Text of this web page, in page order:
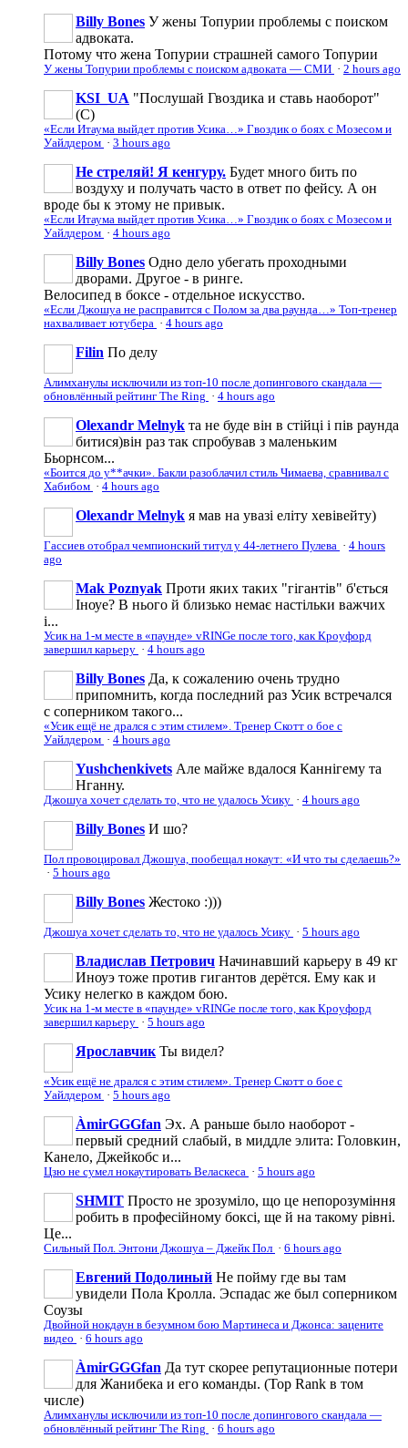
Billy Bones У жены Топурии проблемы с поиском
адвоката.
Потому что жена Топурии страшней самого Топурии
У жены Топурии проблемы с поиском адвоката — СМИ · 2 hours ago
KSI_UA "Послушай Гвоздика и ставь наоборот"
(С)
«Если Итаума выйдет против Усика…» Гвоздик о боях с Мозесом и
Уайлдером · 3 hours ago
Не стреляй! Я кенгуру. Будет много бить по
воздуху и получать часто в ответ по фейсу. А он
вроде бы к этому не привык.
«Если Итаума выйдет против Усика…» Гвоздик о боях с Мозесом и
Уайлдером · 4 hours ago
Billy Bones Одно дело убегать проходными
дворами. Другое - в ринге.
Велосипед в боксе - отдельное искусство.
«Если Джошуа не расправится с Полом за два раунда…» Топ-тренер
нахваливает ютубера · 4 hours ago
Filin По делу
Алимханулы исключили из топ-10 после допингового скандала —
обновлённый рейтинг The Ring · 4 hours ago
Olexandr Melnyk та не буде він в стійці і пів раунда
битися)він раз так спробував з маленьким
Бьорнсом...
«Боится до у**ачки». Бакли разоблачил стиль Чимаева, сравнивал с
Хабибом · 4 hours ago
Olexandr Melnyk я мав на увазі еліту хевівейту)
Гассиев отобрал чемпионский титул у 44-летнего Пулева · 4 hours
ago
Mak Poznyak Проти яких таких "гігантів" б'ється
Іноуе? В нього й близько немає настільки важчих
і...
Усик на 1-м месте в «паунде» vRINGe после того, как Кроуфорд
завершил карьеру · 4 hours ago
Billy Bones Да, к сожалению очень трудно
припомнить, когда последний раз Усик встречался
с соперником такого...
«Усик ещё не дрался с этим стилем». Тренер Скотт о бое с
Уайлдером · 4 hours ago
Yushchenkivets Але майже вдалося Каннігему та
Нганну.
Джошуа хочет сделать то, что не удалось Усику · 4 hours ago
Billy Bones И шо?
Пол провоцировал Джошуа, пообещал нокаут: «И что ты сделаешь?»
· 5 hours ago
Billy Bones Жестоко :)))
Джошуа хочет сделать то, что не удалось Усику · 5 hours ago
Владислав Петрович Начинавший карьеру в 49 кг
Иноуэ тоже против гигантов дерётся. Ему как и
Усику нелегко в каждом бою.
Усик на 1-м месте в «паунде» vRINGe после того, как Кроуфорд
завершил карьеру · 5 hours ago
Ярославчик Ты видел?
«Усик ещё не дрался с этим стилем». Тренер Скотт о бое с
Уайлдером · 5 hours ago
ÀmirGGGfan Эх. А раньше было наоборот -
первый средний слабый, в миддле элита: Головкин,
Канело, Джейкобс и...
Цзю не сумел нокаутировать Веласкеса · 5 hours ago
SHMIT Просто не зрозуміло, що це непорозуміння
робить в професійному боксі, ще й на такому рівні.
Це...
Сильный Пол. Энтони Джошуа – Джейк Пол · 6 hours ago
Евгений Подолиный Не пойму где вы там
увидели Пола Кролла. Эспадас же был соперником
Соузы
Двойной нокдаун в безумном бою Мартинеса и Джонса: зацените
видео · 6 hours ago
ÀmirGGGfan Да тут скорее репутационные потери
для Жанибека и его команды. (Top Rank в том
числе)
Алимханулы исключили из топ-10 после допингового скандала —
обновлённый рейтинг The Ring · 6 hours ago